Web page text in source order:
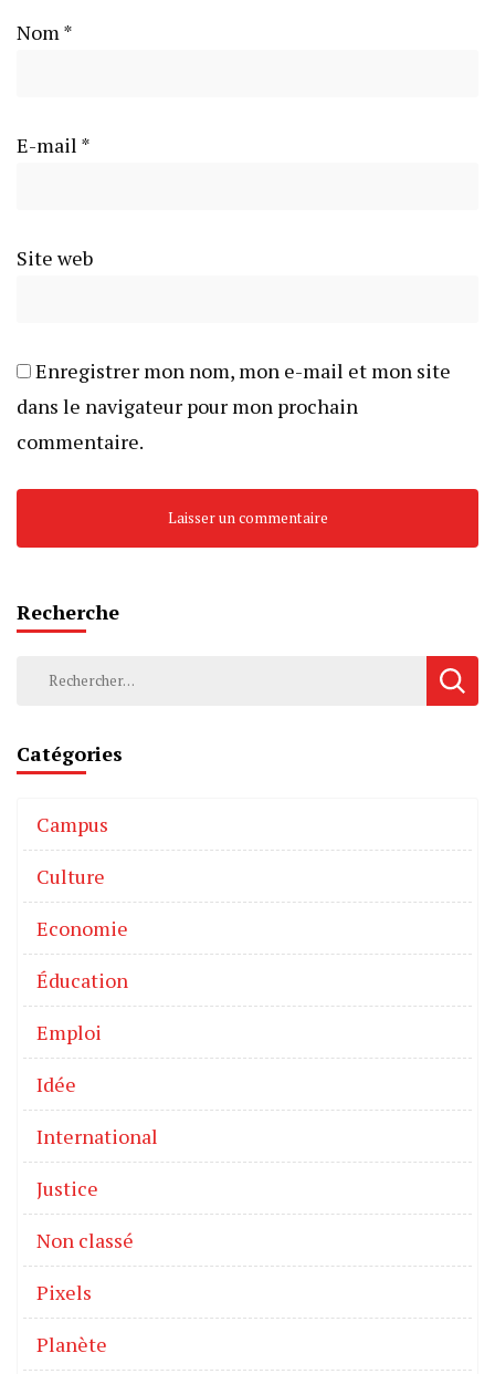
Nom *
E-mail *
Site web
Enregistrer mon nom, mon e-mail et mon site
dans le navigateur pour mon prochain
commentaire.
Recherche
Catégories
Campus
Culture
Economie
Éducation
Emploi
Idée
International
Justice
Non classé
Pixels
Planète